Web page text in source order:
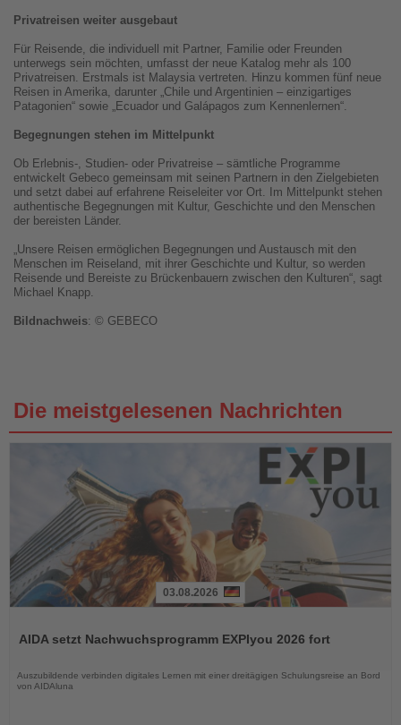
Privatreisen weiter ausgebaut
Für Reisende, die individuell mit Partner, Familie oder Freunden
unterwegs sein möchten, umfasst der neue Katalog mehr als 100
Privatreisen. Erstmals ist Malaysia vertreten. Hinzu kommen fünf neue
Reisen in Amerika, darunter „Chile und Argentinien – einzigartiges
Patagonien“ sowie „Ecuador und Galápagos zum Kennenlernen“.
Begegnungen stehen im Mittelpunkt
Ob Erlebnis-, Studien- oder Privatreise – sämtliche Programme
entwickelt Gebeco gemeinsam mit seinen Partnern in den Zielgebieten
und setzt dabei auf erfahrene Reiseleiter vor Ort. Im Mittelpunkt stehen
authentische Begegnungen mit Kultur, Geschichte und den Menschen
der bereisten Länder.
„Unsere Reisen ermöglichen Begegnungen und Austausch mit den
Menschen im Reiseland, mit ihrer Geschichte und Kultur, so werden
Reisende und Bereiste zu Brückenbauern zwischen den Kulturen“, sagt
Michael Knapp.
Bildnachweis: © GEBECO
Die meistgelesenen Nachrichten
die
03.08.2026
AIDA setzt Nachwuchsprogramm EXPIyou 2026 fort
Auszubildende verbinden digitales Lernen mit einer dreitägigen Schulungsreise an Bord
von AIDAluna